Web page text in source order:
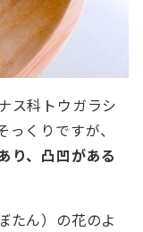
ス科トウガラシ
くりですが、
り、凸凹がある
たん）の花のよ